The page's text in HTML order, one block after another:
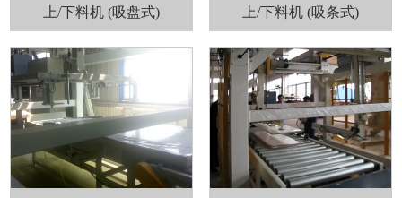
上/下料机 (吸盘式) 上/下料机 (吸条式)